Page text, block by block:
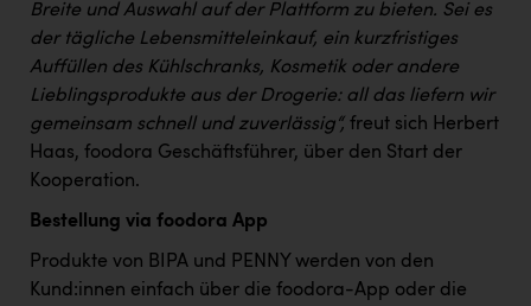
RUBBLE MASTER
Ruderclub Wels
SCRI - Salzburg Cancer Research Institute
SCHMACHTL GmbH
Seher + Partner
Smurfit Westrock Nettingsdorf
Breite und Auswahl auf der Plattform zu bieten. Sei es
der tägliche Lebensmitteleinkauf, ein kurzfristiges
Auffüllen des Kühlschranks, Kosmetik oder andere
Lieblingsprodukte aus der Drogerie: all das liefern wir
gemeinsam schnell und zuverlässig“, freut sich Herbert
Haas, foodora Geschäftsführer, über den Start der
Kooperation.
Bestellung via foodora App
Produkte von BIPA und PENNY werden von den
Kund:innen einfach über die foodora-App oder die